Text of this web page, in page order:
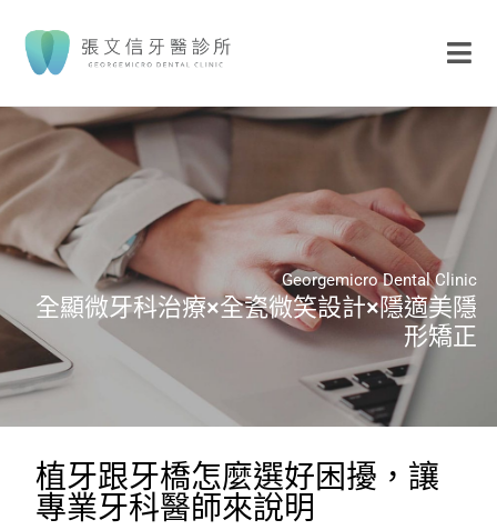
Georgemicro Dental Clinic
全顯微牙科治療×全瓷微笑設計×隱適美隱
形矯正
植牙跟牙橋怎麼選好困擾，讓
專業牙科醫師來說明